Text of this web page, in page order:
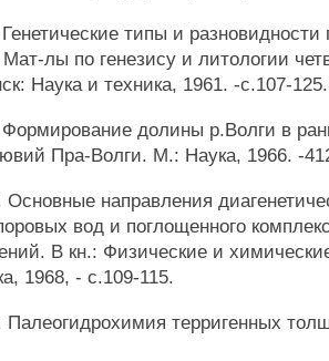
типы и
лы по генезису и литологии
Наука и техника, 1961. -с.107-125.
Формирование долины р.Волги в
Пра-Волги. М.: Наука, 1966. -
направления
вод и поглощенного
В кн.: Физические и
1968, - с.109-115.
Палеогидрохимия терригенных